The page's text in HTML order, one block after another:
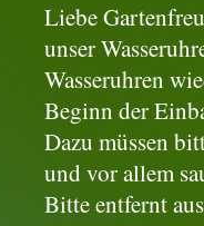
Liebe
unser
Wasseruhren
Beginn der
Dazu müssen
und vor allem
Bitte entfernt